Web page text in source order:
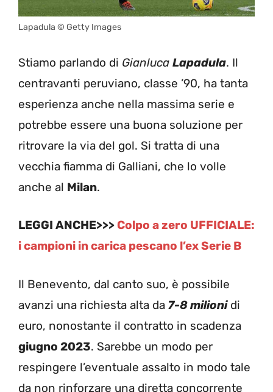
Lapadula © Getty Images
Stiamo parlando di Gianluca Lapadula. Il
centravanti peruviano, classe ’90, ha tanta
esperienza anche nella massima serie e
potrebbe essere una buona soluzione per
ritrovare la via del gol. Si tratta di una
vecchia fiamma di Galliani, che lo volle
anche al Milan.
LEGGI ANCHE>>> Colpo a zero UFFICIALE:
i campioni in carica pescano l’ex Serie B
Il Benevento, dal canto suo, è possibile
avanzi una richiesta alta da 7-8 milionidi
euro, nonostante il contratto in scadenza
giugno 2023. Sarebbe un modo per
respingere l’eventuale assalto in modo tale
da non rinforzare una diretta concorrente